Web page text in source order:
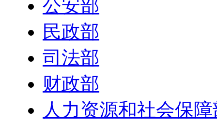
公安部
民政部
司法部
财政部
人力资源和社会保